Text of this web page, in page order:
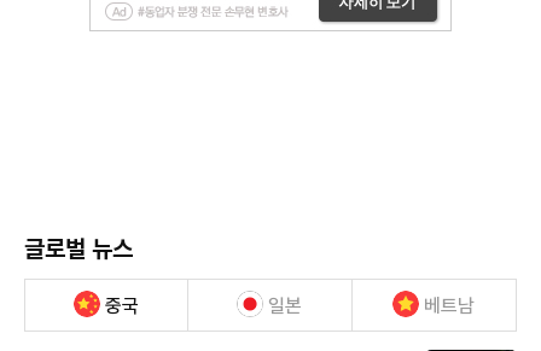
글로벌 뉴스
중국 일본 베트남